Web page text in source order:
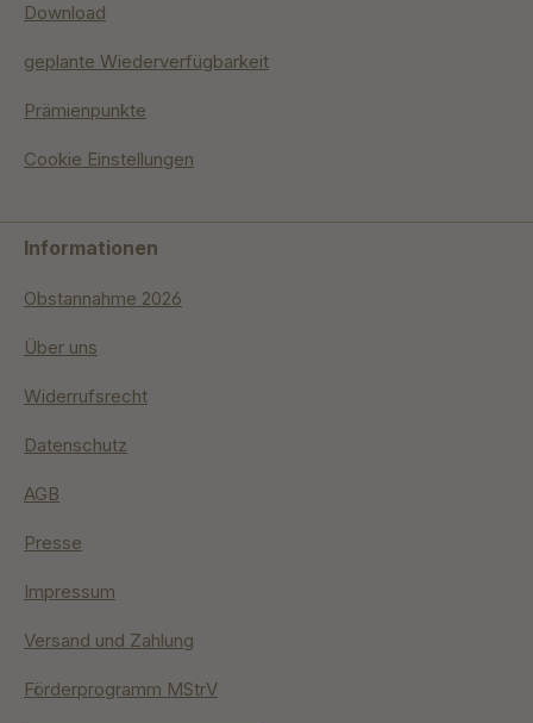
Download
geplante Wiederverfügbarkeit
Prämienpunkte
Cookie Einstellungen
Informationen
Obstannahme 2026
Über uns
Widerrufsrecht
Datenschutz
AGB
Presse
Impressum
Versand und Zahlung
Förderprogramm MStrV